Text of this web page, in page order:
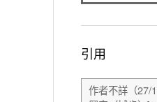
引用